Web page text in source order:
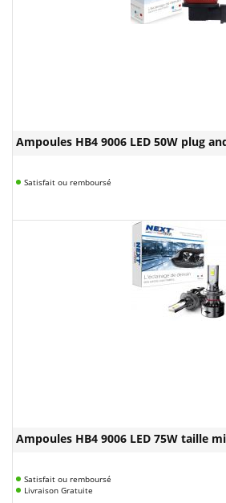
Ampoules HB4 9006 LED 50W plug
Satisfait ou remboursé
Ampoules HB4 9006 LED 75W taille
Satisfait ou remboursé
Livraison Gratuite